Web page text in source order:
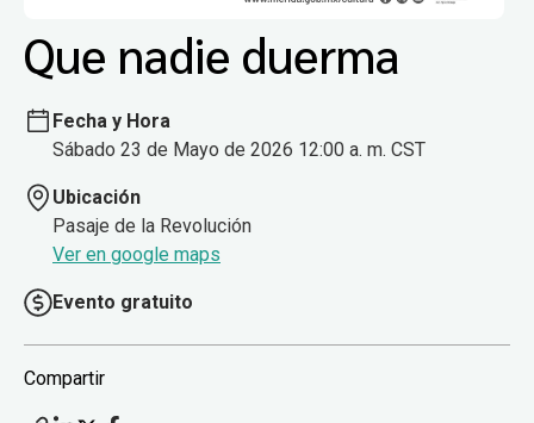
Que nadie duerma
Fecha y Hora
Sábado 23 de Mayo de 2026 12:00 a. m. CST
Ubicación
Pasaje de la Revolución
Ver en google maps
Evento gratuito
Compartir